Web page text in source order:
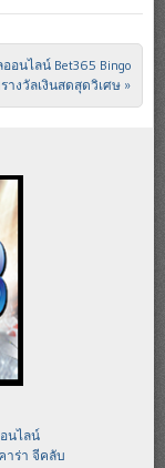
อนไลน์ Bet365 Bingo
างวัลเงินสดสุดวิเศษ »
นไลน์
าร่า จีคลับ